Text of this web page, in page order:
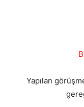
Yapılan